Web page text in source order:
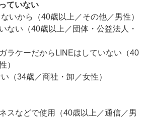
ていない
いから（40歳以上／その他／男性）
ない（40歳以上／団体・公益法人・
ラケーだからLINEはしていない（40
）
（34歳／商社・卸／女性）
スなどで使用（40歳以上／通信／男